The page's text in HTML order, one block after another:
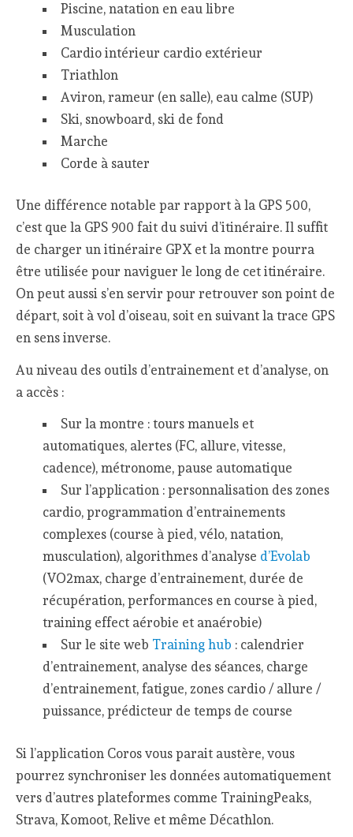
Piscine, natation en eau libre
Musculation
Cardio intérieur cardio extérieur
Triathlon
Aviron, rameur (en salle), eau calme (SUP)
Ski, snowboard, ski de fond
Marche
Corde à sauter
Une différence notable par rapport à la GPS 500,
c’est que la GPS 900 fait du suivi d’itinéraire. Il suffit
de charger un itinéraire GPX et la montre pourra
être utilisée pour naviguer le long de cet itinéraire.
On peut aussi s’en servir pour retrouver son point de
départ, soit à vol d’oiseau, soit en suivant la trace GPS
en sens inverse.
Au niveau des outils d’entrainement et d’analyse, on
a accès :
Sur la montre : tours manuels et
automatiques, alertes (FC, allure, vitesse,
cadence), métronome, pause automatique
Sur l’application : personnalisation des zones
cardio, programmation d’entrainements
complexes (course à pied, vélo, natation,
musculation), algorithmes d’analyse d’Evolab
(VO2max, charge d’entrainement, durée de
récupération, performances en course à pied,
training effect aérobie et anaérobie)
Sur le site web Training hub : calendrier
d’entrainement, analyse des séances, charge
d’entrainement, fatigue, zones cardio / allure /
puissance, prédicteur de temps de course
Si l’application Coros vous parait austère, vous
pourrez synchroniser les données automatiquement
vers d’autres plateformes comme TrainingPeaks,
Strava, Komoot, Relive et même Décathlon.